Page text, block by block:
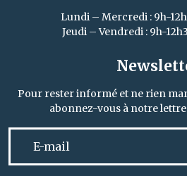
Lundi – Mercredi : 9h-
Jeudi – Vendredi : 9h-
Pour rester informé et ne rien
abonnez-vous à notre